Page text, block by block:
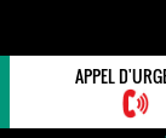
APPEL